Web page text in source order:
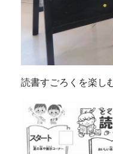
読書すごろくを楽し